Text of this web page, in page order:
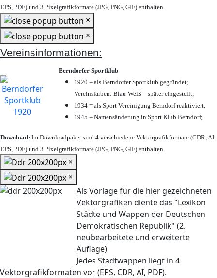
EPS, PDF) und 3 Pixelgrafikformate (JPG, PNG, GIF) enthalten.
×
×
Vereinsinformationen:
Berndorfer Sportklub
1920 = als Berndorfer Sportklub gegründet;
Vereinsfarben: Blau-Weiß – später eingestellt;
1934 = als Sport Vereinigung Berndorf reaktiviert;
1945 = Namensänderung in Sport Klub Berndorf;
Download: Im Downloadpaket sind 4 verschiedene Vektorgrafikformate (CDR, AI
EPS, PDF) und 3 Pixelgrafikformate (JPG, PNG, GIF) enthalten.
×
×
Als Vorlage für die hier gezeichneten
Vektorgrafiken diente das "Lexikon
Städte und Wappen der Deutschen
Demokratischen Republik" (2.
neubearbeitete und erweiterte
Auflage)
Jedes Stadtwappen liegt in 4
Vektorgrafikformaten vor (EPS, CDR, AI, PDF).